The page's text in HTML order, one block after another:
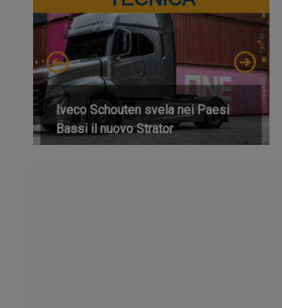
Iveco Schouten svela nei Paesi
Bassi il nuovo Strator